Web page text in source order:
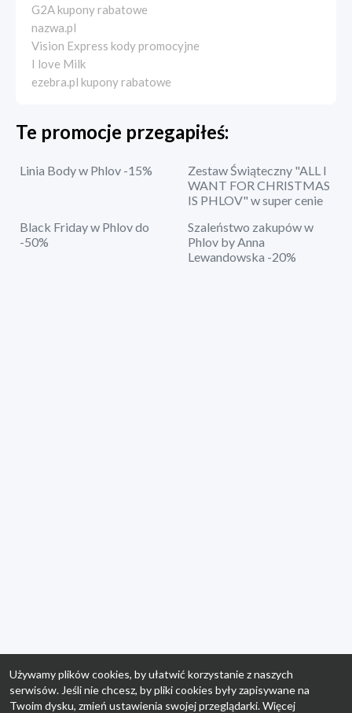
G2A kupony rabatowe
nazwa.pl
Vision Express kody promocyjne
I love Milk
ezebra.pl kupony rabatowe
Te promocje przegapiłeś:
Linia Body w Phlov -15%
Zestaw Świąteczny "ALL I
WANT FOR CHRISTMAS
IS PHLOV" w super cenie
Black Friday w Phlov do
-50%
Szaleństwo zakupów w
Phlov by Anna
Lewandowska -20%
Używamy plików cookies, by ułatwić korzystanie z naszych
serwisów. Jeśli nie chcesz, by pliki cookies były zapisywane na
Twoim dysku, zmień ustawienia swojej przeglądarki. Więcej